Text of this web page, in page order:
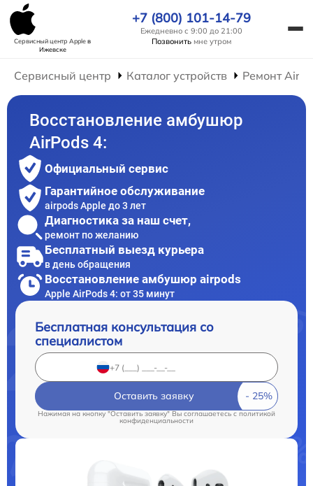
Сервисный центр Appleв
Ижевске
+7 (800) 101-14-79
Ежедневно с 9:00 до 21:00
Позвонить мне утром
Сервисный центр Каталог устройств Ремонт
Восстановление амбушюр
AirPods 4:
Официальный сервис
Гарантийное обслуживание
airpods Apple до 3 лет
Диагностика за наш счет,
ремонт по желанию
Бесплатный выезд курьера
в день обращения
Восстановление амбушюр airpods
Apple AirPods 4: от 35 минут
Бесплатная консультация со
специалистом
Оставить заявку
Нажимая на кнопку "Оставить заявку" Вы соглашаетесь cполитикой
конфиденциальности